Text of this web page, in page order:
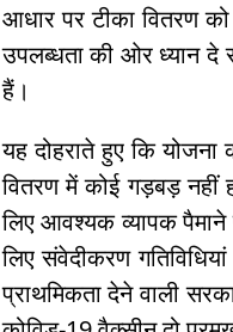
आधार पर टीका वितरण
उपलब्धता की ओर ध्‍यान
हैं।
यह दोहराते हुए कि
वितरण में कोई गड़बड़ नहीं
लिए आवश्यक व्यापक
लिए संवेदीकरण
प्राथमिकता देने वाली